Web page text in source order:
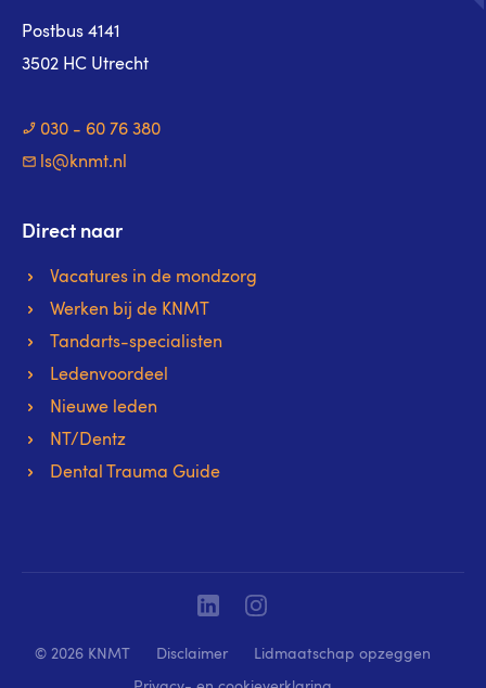
Postbus 4141
3502 HC Utrecht
030 - 60 76 380
ls@knmt.nl
Direct naar
Vacatures in de mondzorg
Werken bij de KNMT
Tandarts-specialisten
Ledenvoordeel
Nieuwe leden
NT/Dentz
Dental Trauma Guide
© 2026 KNMT Disclaimer Lidmaatschap opzeggen
Linkedin